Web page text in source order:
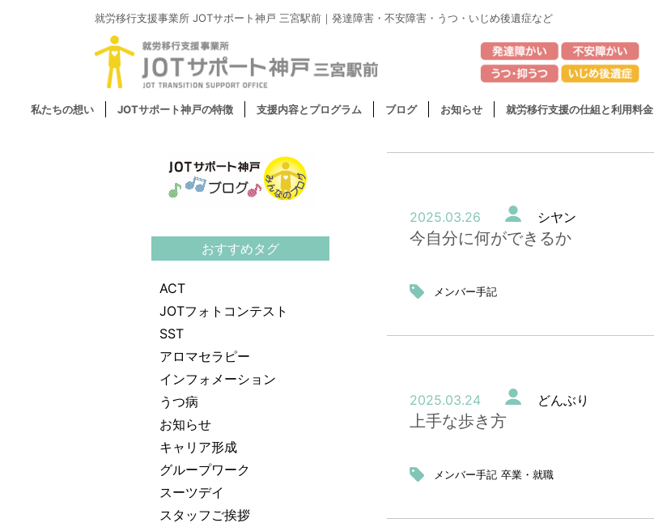
就労移行支援事業所 JOTサポート神戸 三宮駅前｜ 発達障害・不安障害・うつ・いじめ後遺症など
私たちの想い JOTサポート神戸の特徴 支援内容とプログラム ブログ お知らせ 就労移行支援の仕組と利用料金
おすすめタグ
ACT
JOTフォトコンテスト
SST
アロマセラピー
インフォメーション
うつ病
お知らせ
キャリア形成
グループワーク
スーツデイ
スタッフご挨拶
2025.03.26 シヤン
今自分に何ができるか
メンバー手記
2025.03.24 どんぶり
上手な歩き方
メンバー手記 卒業・就職